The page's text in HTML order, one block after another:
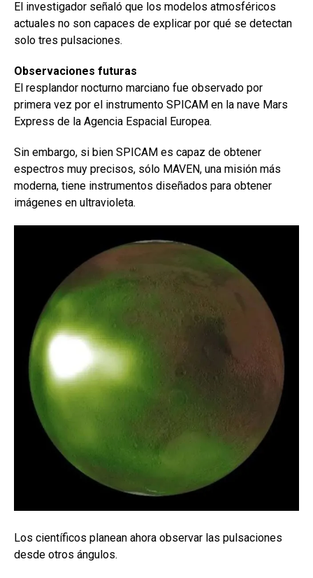
El investigador señaló que los modelos atmosféricos
actuales no son capaces de explicar por qué se detectan
solo tres pulsaciones.
Observaciones futuras
El resplandor nocturno marciano fue observado por
primera vez por el instrumento SPICAM en la nave Mars
Express de la Agencia Espacial Europea.
Sin embargo, si bien SPICAM es capaz de obtener
espectros muy precisos, sólo MAVEN, una misión más
moderna, tiene instrumentos diseñados para obtener
imágenes en ultravioleta.
Los científicos planean ahora observar las pulsaciones
desde otros ángulos.